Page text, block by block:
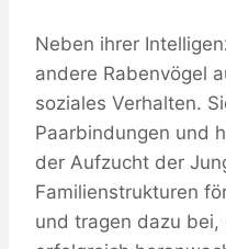
Neben ihrer
andere Rabenvögel
soziales Verhalten.
Paarbindungen und
der Aufzucht der
Familienstrukturen
und tragen dazu